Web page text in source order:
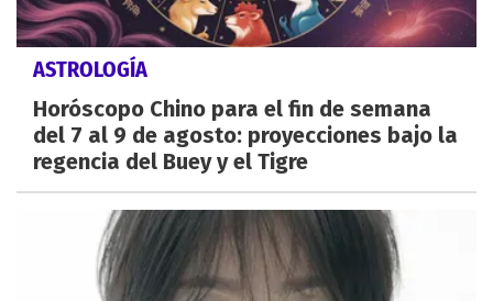
ASTROLOGÍA
Horóscopo Chino para el fin de semana
del 7 al 9 de agosto: proyecciones bajo la
regencia del Buey y el Tigre